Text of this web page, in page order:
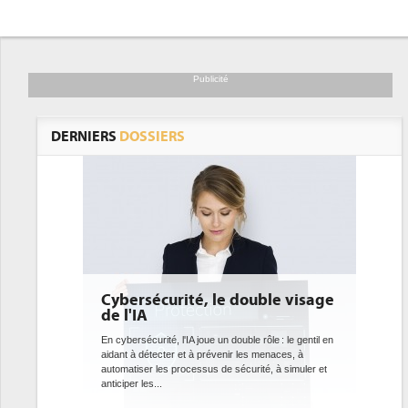
Publicité
DERNIERS DOSSIERS
le double visage
l'IA joue un double rôle : le gentil en
et à prévenir les menaces, à
de sécurité, à simuler et
DEE: l'efficacité
bientôt une obligation
datacenters
Des datacenters plus durables et plus
ce que recherchent les pouvoirs publics